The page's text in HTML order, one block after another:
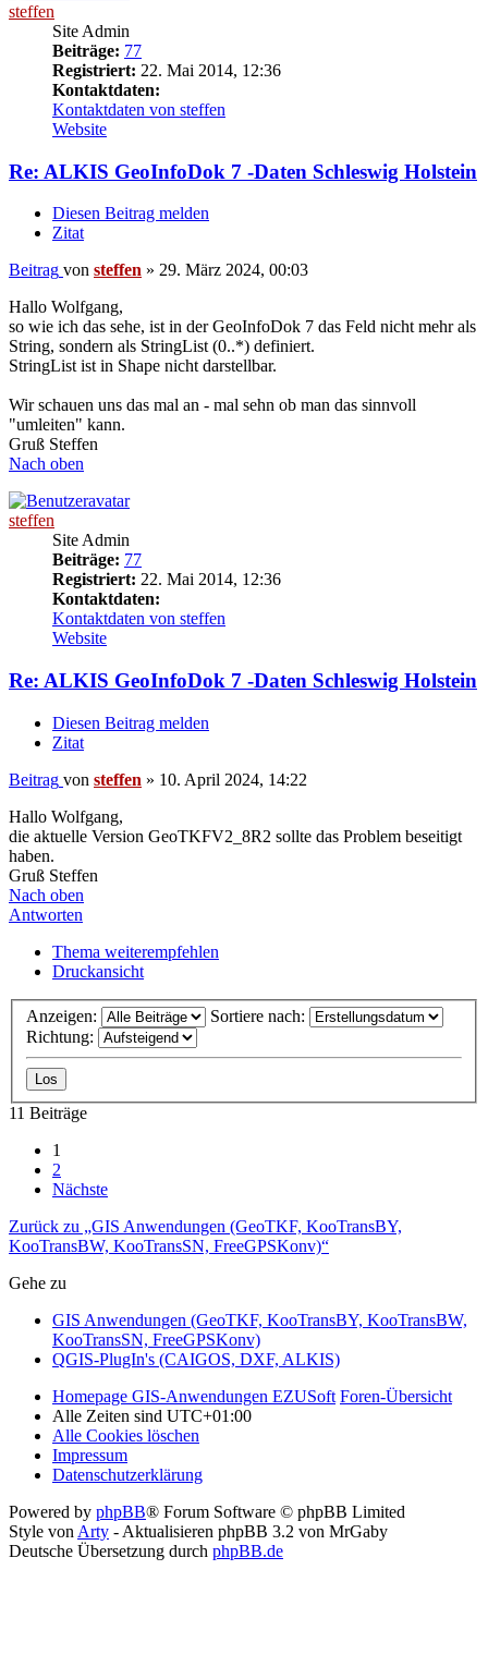
steffen
Site Admin
Beiträge: 77
Registriert: 22. Mai 2014, 12:36
Kontaktdaten:
Kontaktdaten von steffen
Website
Re: ALKIS GeoInfoDok 7 -Daten Schleswig Holstein
Diesen Beitrag melden
Zitat
Beitrag von steffen » 29. März 2024, 00:03
Hallo Wolfgang,
so wie ich das sehe, ist in der GeoInfoDok 7 das Feld nicht mehr als
String, sondern als StringList (0..*) definiert.
StringList ist in Shape nicht darstellbar.
Wir schauen uns das mal an - mal sehn ob man das sinnvoll
"umleiten" kann.
Gruß Steffen
Nach oben
steffen
Site Admin
Beiträge: 77
Registriert: 22. Mai 2014, 12:36
Kontaktdaten:
Kontaktdaten von steffen
Website
Re: ALKIS GeoInfoDok 7 -Daten Schleswig Holstein
Diesen Beitrag melden
Zitat
Beitrag von steffen » 10. April 2024, 14:22
Hallo Wolfgang,
die aktuelle Version GeoTKFV2_8R2 sollte das Problem beseitigt
haben.
Gruß Steffen
Nach oben
Antworten
Thema weiterempfehlen
Druckansicht
Anzeigen:
Sortiere nach:
Richtung:
11 Beiträge
1
2
Nächste
Zurück zu „GIS Anwendungen (GeoTKF, KooTransBY,
KooTransBW, KooTransSN, FreeGPSKonv)“
Gehe zu
GIS Anwendungen (GeoTKF, KooTransBY, KooTransBW,
KooTransSN, FreeGPSKonv)
QGIS-PlugIn's (CAIGOS, DXF, ALKIS)
Homepage GIS-Anwendungen EZUSoft Foren-Übersicht
Alle Zeiten sind UTC+01:00
Alle Cookies löschen
Impressum
Datenschutzerklärung
Powered by phpBB® Forum Software © phpBB Limited
Style von Arty - Aktualisieren phpBB 3.2 von MrGaby
Deutsche Übersetzung durch phpBB.de